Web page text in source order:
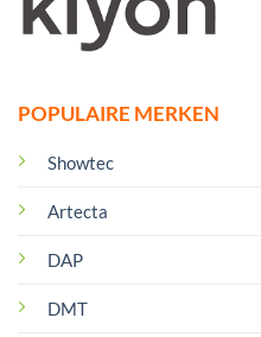
POPULAIRE MERKEN
Showtec
Artecta
DAP
DMT